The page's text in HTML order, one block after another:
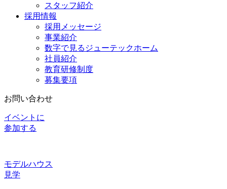
スタッフ紹介
採用情報
採用メッセージ
事業紹介
数字で見るジューテックホーム
社員紹介
教育研修制度
募集要項
お問い合わせ
イベントに
参加する
モデルハウス
見学